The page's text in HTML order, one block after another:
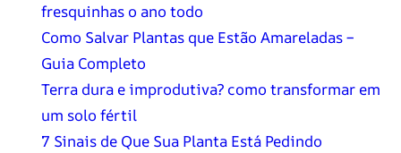
fresquinhas o ano todo
Como Salvar Plantas que Estão Amareladas –
Guia Completo
Terra dura e improdutiva? como transformar em
um solo fértil
7 Sinais de Que Sua Planta Está Pedindo